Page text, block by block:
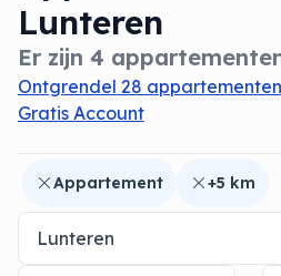
Lunteren
Er zijn 4
Ontgrendel 28
Gratis Account
Appartement +5 km